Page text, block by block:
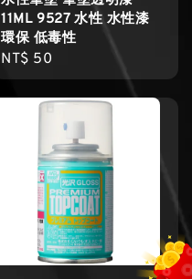
11ML 9527 水性 水性漆
環保 低毒性
Regular
price
NT$ 50